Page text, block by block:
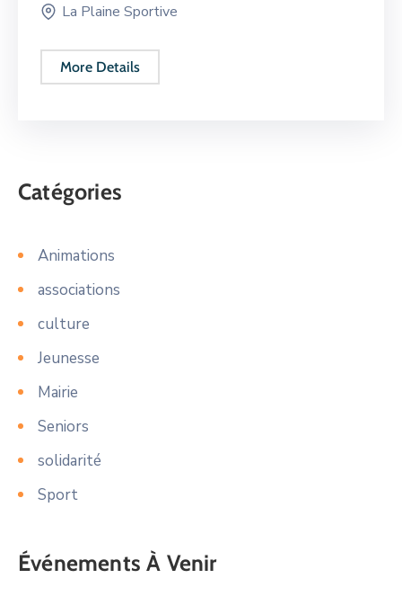
La Plaine Sportive
More Details
Catégories
Animations
associations
culture
Jeunesse
Mairie
Seniors
solidarité
Sport
Événements À Venir